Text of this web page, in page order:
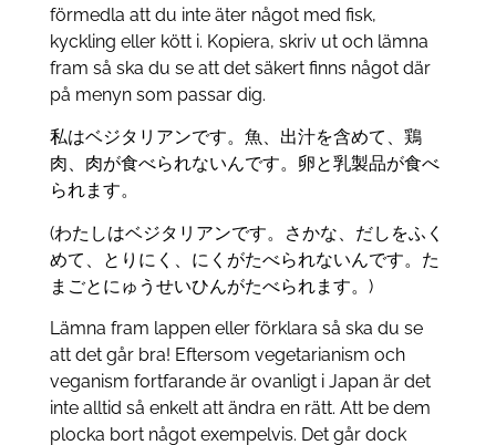
förmedla att du inte äter något med fisk,
kyckling eller kött i. Kopiera, skriv ut och lämna
fram så ska du se att det säkert finns något där
på menyn som passar dig.
私はベジタリアンです。魚、出汁を含めて、鶏
肉、肉が食べられないんです。卵と乳製品が食べ
られます。
(わたしはベジタリアンです。さかな、だしをふく
めて、とりにく、にくがたべられないんです。た
まごとにゅうせいひんがたべられます。)
Lämna fram lappen eller förklara så ska du se
att det går bra! Eftersom vegetarianism och
veganism fortfarande är ovanligt i Japan är det
inte alltid så enkelt att ändra en rätt. Att be dem
plocka bort något exempelvis. Det går dock